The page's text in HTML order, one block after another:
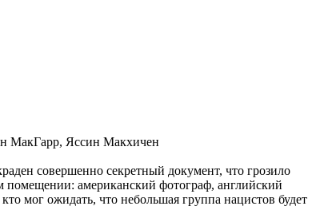
МакГарр, Яссин Макхичен
совершенно секретный документ, что грозило
помещении: американский фотограф, английский
мог ожидать, что небольшая группа нацистов будет